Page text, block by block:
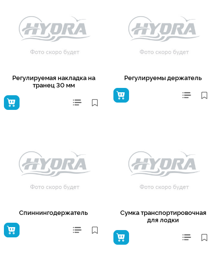
Регулируемая накладка на
транец 30 мм
Регулируемы держатель
Спиннингодержатель
Сумка транспортировочная
для лодки